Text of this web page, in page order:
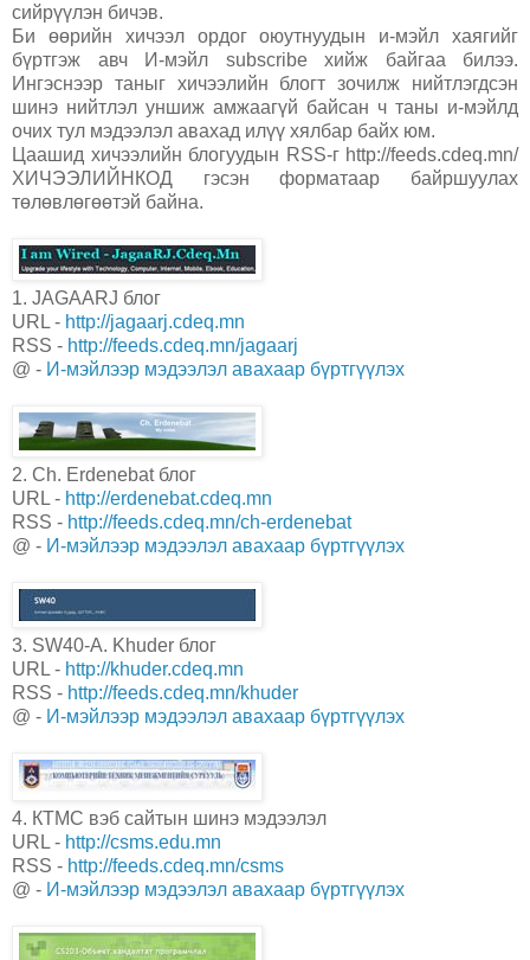
сийрүүлэн бичэв.
Би өөрийн хичээл ордог оюутнуудын и-мэйл хаягийг
бүртгэж авч И-мэйл subscribe хийж байгаа билээ.
Ингэснээр таныг хичээлийн блогт зочилж нийтлэгдсэн
шинэ нийтлэл уншиж амжаагүй байсан ч таны и-мэйлд
очих тул мэдээлэл авахад илүү хялбар байх юм.
Цаашид хичээлийн блогуудын RSS-г http://feeds.cdeq.mn/
ХИЧЭЭЛИЙНКОД гэсэн форматаар байршуулах
төлөвлөгөөтэй байна.
1. JAGAARJ блог
URL - http://jagaarj.cdeq.mn
RSS - http://feeds.cdeq.mn/jagaarj
@ - И-мэйлээр мэдээлэл авахаар бүртгүүлэх
2. Ch. Erdenebat блог
URL - http://erdenebat.cdeq.mn
RSS - http://feeds.cdeq.mn/ch-erdenebat
@ - И-мэйлээр мэдээлэл авахаар бүртгүүлэх
3. SW40-A. Khuder блог
URL - http://khuder.cdeq.mn
RSS - http://feeds.cdeq.mn/khuder
@ - И-мэйлээр мэдээлэл авахаар бүртгүүлэх
4. КТМС вэб сайтын шинэ мэдээлэл
URL - http://csms.edu.mn
RSS - http://feeds.cdeq.mn/csms
@ - И-мэйлээр мэдээлэл авахаар бүртгүүлэх